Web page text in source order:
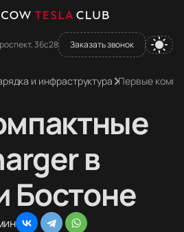
36с28 Заказать звонок
и инфраструктура Первые
в
Бостоне